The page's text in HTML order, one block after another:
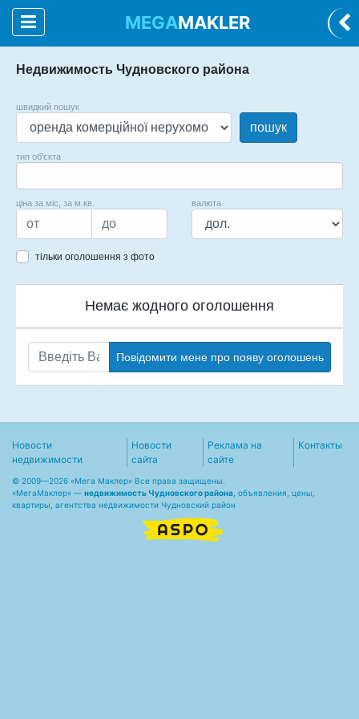
MEGAMAKLER
Недвижимость Чудновского района
швидкий пошук
пошук
тип об'єкта
ціна за міс, за м.кв. валюта
тільки оголошення з фото
Немає жодного оголошення
Повідомити мене про появу оголошень
Новости
недвижимости
Новости
сайта
Реклама на
сайте
Контакты
© 2009—2026 «Мега Маклер» Все права защищены.
«МегаМаклер» — недвижимость Чудновского района , объявления, цены,
квартиры, агентства недвижимости Чудновский район